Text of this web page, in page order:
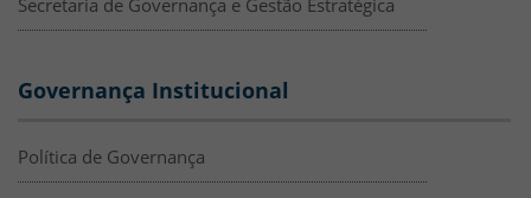
Secretaria de Governança e Gestão Estratégica
Governança Institucional
Política de Governança